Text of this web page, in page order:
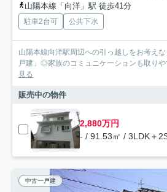
山陽本線「向洋」駅 徒歩41分
駐車2台可 公共下水
山陽本線向洋駅周辺への引っ越しをお考え
戸建」◎家族のコミュニケーションも取り
見る
販売中の物件
2,880万円
- / 91.53㎡ / 3LDK＋
中古一戸建